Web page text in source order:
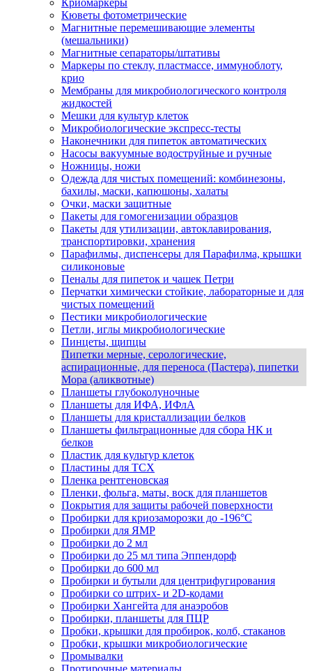
Кюветы фотометрические
Магнитные перемешивающие элементы
(мешальники)
Магнитные сепараторы/штативы
Маркеры по стеклу, пластмассе, иммуноблоту,
крио
Мембраны для микробиологического контроля
жидкостей
Мешки для культур клеток
Микробиологические экспресс-тесты
Наконечники для пипеток автоматических
Насосы вакуумные водоструйные и ручные
Ножницы, ножи
Одежда для чистых помещений: комбинезоны,
бахилы, маски, капюшоны, халаты
Очки, маски защитные
Пакеты для гомогенизации образцов
Пакеты для утилизации, автоклавирования,
транспортировки, хранения
Парафилмы, диспенсеры для Парафилма, крышки
силиконовые
Пеналы для пипеток и чашек Петри
Перчатки химически стойкие, лабораторные и для
чистых помещений
Пестики микробиологические
Петли, иглы микробиологические
Пинцеты, щипцы
Пипетки мерные, серологические,
аспирационные, для переноса (Пастера), пипетки
Мора (аликвотные)
Планшеты глубоколуночные
Планшеты для ИФА, ИФлА
Планшеты для кристаллизации белков
Планшеты фильтрационные для сбора НК и
белков
Пластик для культур клеток
Пластины для ТСХ
Пленка рентгеновская
Пленки, фольга, маты, воск для планшетов
Покрытия для защиты рабочей поверхности
Пробирки для криозаморозки до -196°С
Пробирки для ЯМР
Пробирки до 2 мл
Пробирки до 25 мл типа Эппендорф
Пробирки до 600 мл
Пробирки и бутыли для центрифугирования
Пробирки со штрих- и 2D-кодами
Пробирки Хангейта для анаэробов
Пробирки, планшеты для ПЦР
Пробки, крышки для пробирок, колб, стаканов
Пробки, крышки микробиологические
Промывалки
Протирочные материалы